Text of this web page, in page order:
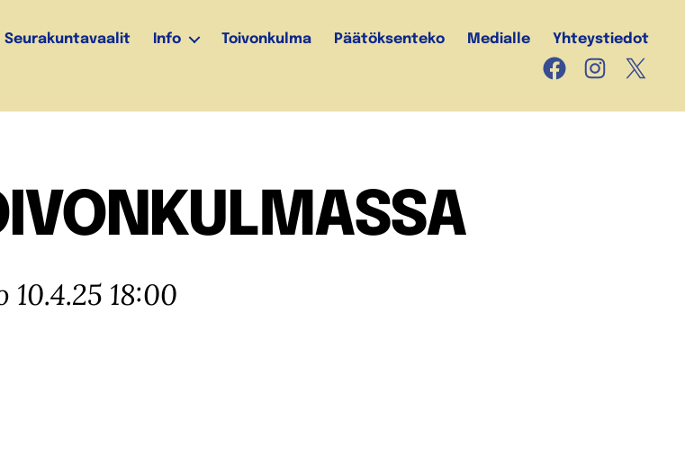
Seurakuntavaalit Info Toivonkulma Päätöksenteko Medialle Yhteystiedot
FacebookInstagram
X
10.4.25 18:00